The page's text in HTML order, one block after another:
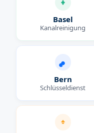
Basel
Kanalreinigung
Bern
Schlüsseldienst